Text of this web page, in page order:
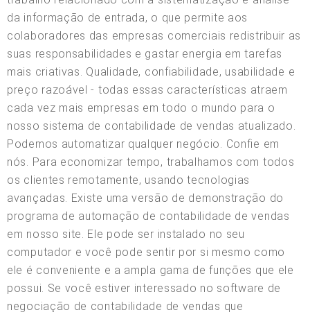
da informação de entrada, o que permite aos
colaboradores das empresas comerciais redistribuir as
suas responsabilidades e gastar energia em tarefas
mais criativas. Qualidade, confiabilidade, usabilidade e
preço razoável - todas essas características atraem
cada vez mais empresas em todo o mundo para o
nosso sistema de contabilidade de vendas atualizado.
Podemos automatizar qualquer negócio. Confie em
nós. Para economizar tempo, trabalhamos com todos
os clientes remotamente, usando tecnologias
avançadas. Existe uma versão de demonstração do
programa de automação de contabilidade de vendas
em nosso site. Ele pode ser instalado no seu
computador e você pode sentir por si mesmo como
ele é conveniente e a ampla gama de funções que ele
possui. Se você estiver interessado no software de
negociação de contabilidade de vendas que